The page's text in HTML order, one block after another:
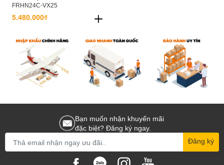
FRHN24C-VX25
5.480.000₫
Bạn muốn nhận khuyến mãi
đặc biệt? Đăng ký ngay.
Đăng ký